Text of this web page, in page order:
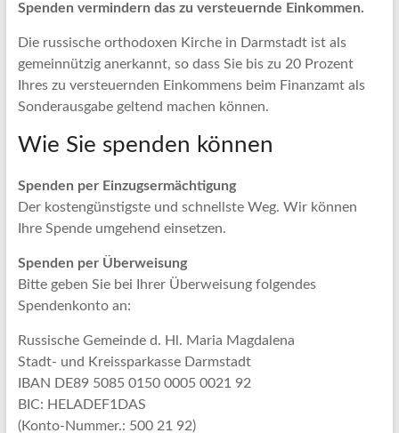
Spenden vermindern das zu versteuernde Einkommen.
Die russische orthodoxen Kirche in Darmstadt ist als
gemeinnützig anerkannt, so dass Sie bis zu 20 Prozent
Ihres zu versteuernden Einkommens beim Finanzamt als
Sonderausgabe geltend machen können.
Wie Sie spenden können
Spenden per Einzugsermächtigung
Der kostengünstigste und schnellste Weg. Wir können
Ihre Spende umgehend einsetzen.
Spenden per Überweisung
Bitte geben Sie bei Ihrer Überweisung folgendes
Spendenkonto an:
Russische Gemeinde d. Hl. Maria Magdalena
Stadt- und Kreissparkasse Darmstadt
IBAN DE89 5085 0150 0005 0021 92
BIC: HELADEF1DAS
(Konto-Nummer.: 500 21 92)